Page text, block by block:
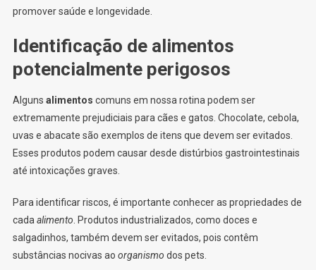
promover saúde e longevidade.
Identificação de alimentos
potencialmente perigosos
Alguns alimentos comuns em nossa rotina podem ser
extremamente prejudiciais para cães e gatos. Chocolate, cebola,
uvas e abacate são exemplos de itens que devem ser evitados.
Esses produtos podem causar desde distúrbios gastrointestinais
até intoxicações graves.
Para identificar riscos, é importante conhecer as propriedades de
cada alimento . Produtos industrializados, como doces e
salgadinhos, também devem ser evitados, pois contêm
substâncias nocivas ao organismo dos pets.